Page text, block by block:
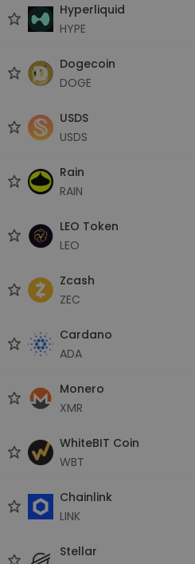
Hyperliquid
HYPE
Dogecoin
DOGE
USDS
USDS
Rain
RAIN
LEO Token
LEO
Zcash
ZEC
Cardano
ADA
Monero
XMR
WhiteBIT Coin
WBT
Chainlink
LINK
Stellar